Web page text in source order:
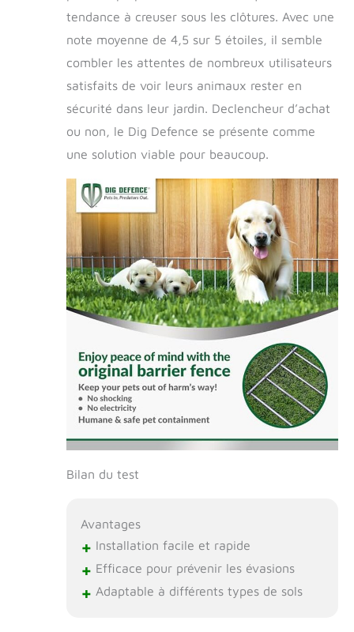
prédateurs à
Defence fournit
des barrières
entretien
fabriquées aux
États-Unis.
Gardez les
animaux en
sécurité et les
parasites à
l'extérieur en
toute tranquillité
en sachant que
vous êtes en
sécurité et
protégé.
tendance à creuser sous les clôtures. Avec une
note moyenne de 4,5 sur 5 étoiles, il semble
combler les attentes de nombreux utilisateurs
satisfaits de voir leurs animaux rester en
sécurité dans leur jardin. Declencheur d’achat
ou non, le Dig Defence se présente comme
une solution viable pour beaucoup.
Bilan du test
Avantages
+ Installation facile et rapide
+ Efficace pour prévenir les évasions
+ Adaptable à différents types de sols